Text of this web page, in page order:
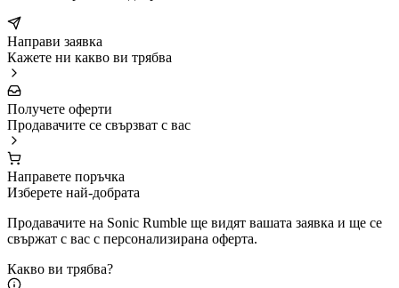
Направи заявка
Кажете ни какво ви трябва
Получете оферти
Продавачите се свързват с вас
Направете поръчка
Изберете най-добрата
Продавачите на Sonic Rumble ще видят вашата заявка и ще се
свържат с вас с персонализирана оферта.
Какво ви трябва?